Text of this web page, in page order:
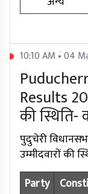
10:10 AM • 04
Results
की
पुदुचेरी
उम्मीदवारों की
Party